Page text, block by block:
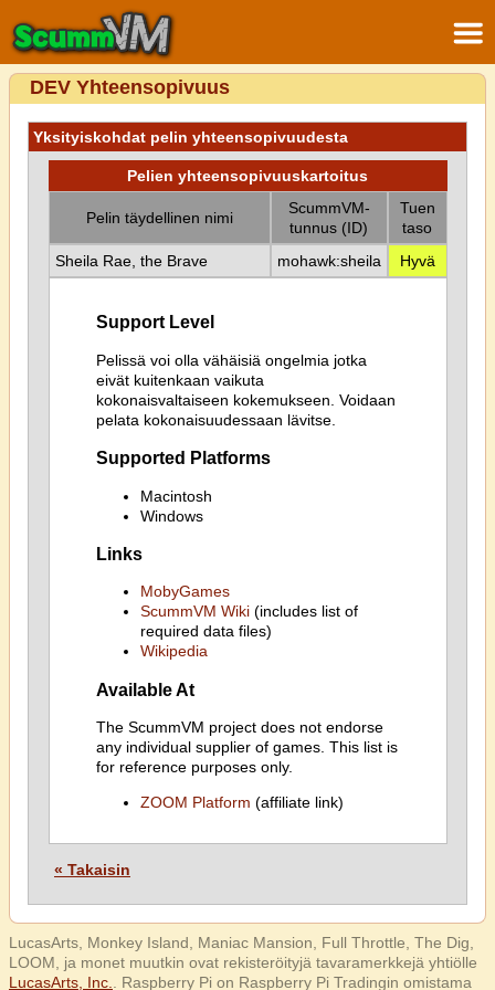
DEV Yhteensopivuus
Yksityiskohdat pelin yhteensopivuudesta
Pelien yhteensopivuuskartoitus
Pelin täydellinen nimi
ScummVM-
tunnus (ID)
Tuen
taso
Sheila Rae, the Brave
mohawk:sheila Hyvä
Support Level
Pelissä voi olla vähäisiä ongelmia jotka
eivät kuitenkaan vaikuta
kokonaisvaltaiseen kokemukseen. Voidaan
pelata kokonaisuudessaan lävitse.
Supported Platforms
Macintosh
Windows
Links
MobyGames
ScummVM Wiki(includes list of
required data files)
Wikipedia
Available At
The ScummVM project does not endorse
any individual supplier of games. This list is
for reference purposes only.
ZOOM Platform (affiliate link)
« Takaisin
LucasArts, Monkey Island, Maniac Mansion, Full Throttle, The Dig,
LOOM, ja monet muutkin ovat rekisteröityjä tavaramerkkejä yhtiölle
LucasArts, Inc.
. Raspberry Pi on Raspberry Pi Tradingin omistama